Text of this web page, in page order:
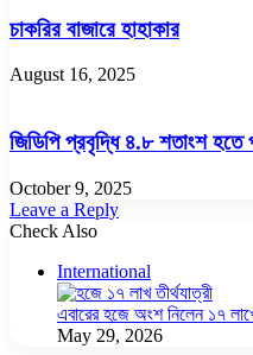
চাকরির বাজারে হাহাকার
August 16, 2025
জিডিপি প্রবৃদ্ধি ৪.৮ শতাংশ হতে
October 9, 2025
Leave a Reply
Check Also
International
এবারের হজে অংশ নিলেন ১৭
May 29, 2026